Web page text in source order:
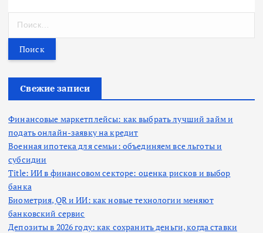
т
Свежие записи
Финансовые маркетплейсы: как выбрать лучший займ и
подать онлайн-заявку на кредит
Военная ипотека для семьи: объединяем все льготы и
субсидии
Title: ИИ в финансовом секторе: оценка рисков и выбор
банка
Биометрия, QR и ИИ: как новые технологии меняют
банковский сервис
Депозиты в 2026 году: как сохранить деньги, когда ставки